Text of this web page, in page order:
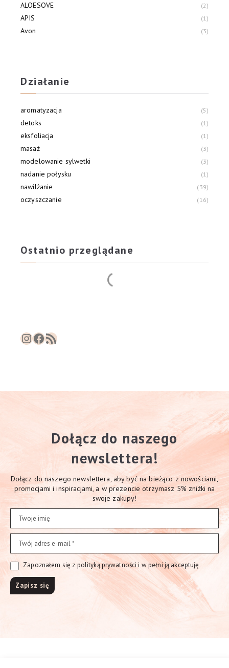
ALOESOVE 2
APIS 1
Avon 3
Działanie
aromatyzacja 5
detoks 1
eksfoliacja 1
masaż 3
modelowanie sylwetki 3
nadanie połysku 1
nawilżanie 39
oczyszczanie 16
Ostatnio przeglądane
InstagramFacebook RSS Feed
Dołącz do naszego
newslettera!
Dołącz do naszego newslettera, aby być na bieżąco z nowościami,
promocjami i inspiracjami, a w prezencie otrzymasz 5% zniżki na
swoje zakupy!
Zapoznałem się z polityką prywatności i w pełni ją akceptuję